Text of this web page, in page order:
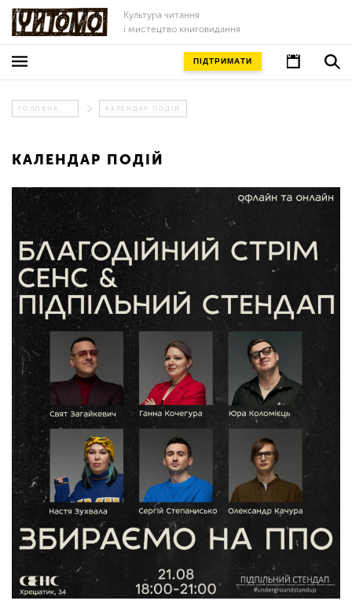
Культура читання
і мистецтво книговидання
ПІДТРИМАТИ
ГОЛОВНА КАЛЕНДАР ПОДІЙ
КАЛЕНДАР ПОДІЙ